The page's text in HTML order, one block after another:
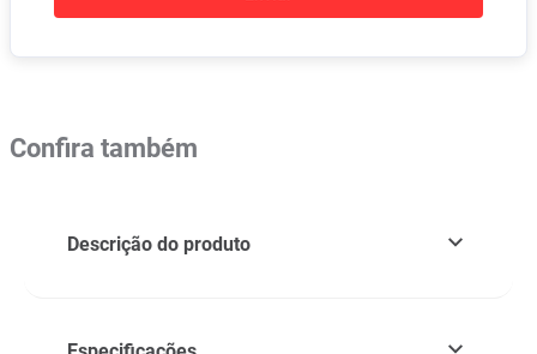
Confira também
Descrição do produto